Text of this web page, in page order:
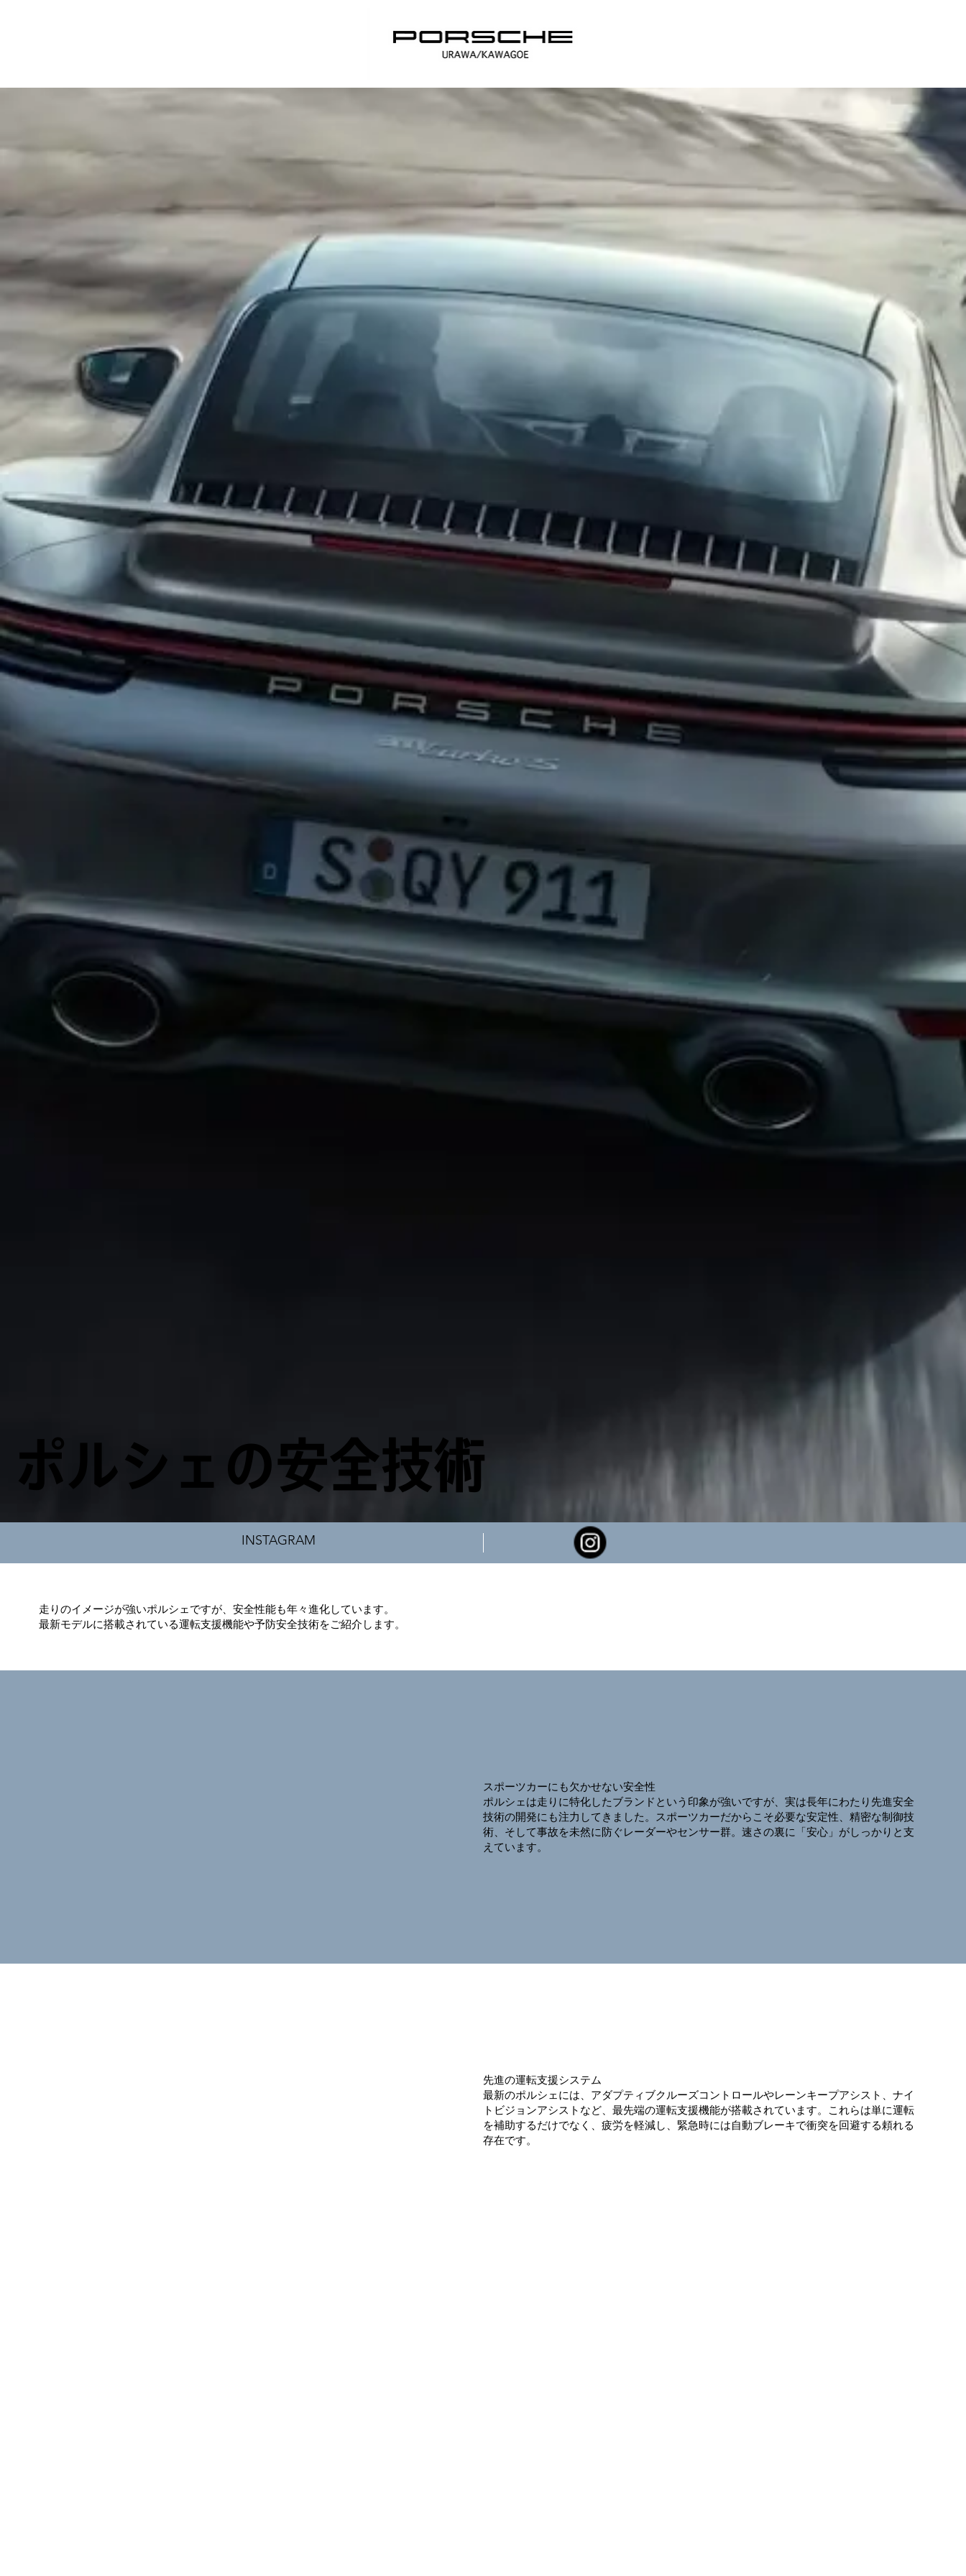
ポルシェの安全技術
INSTAGRAM
走りのイメージが強いポルシェですが、安全性能も年々進化しています。
最新モデルに搭載されている運転支援機能や予防安全技術をご紹介します。
ポルシェは走りに特化したブランドという印象が強いですが、実は長年にわたり先進安全
技術の開発にも注力してきました。スポーツカーだからこそ必要な安定性、精密な制御技
術、そして事故を未然に防ぐレーダーやセンサー群。速さの裏に「安心」がしっかりと支
えています。
スポーツカーにも欠かせない安全性
最新のポルシェには、アダプティブクルーズコントロールやレーンキープアシスト、ナイ
トビジョンアシストなど、最先端の運転支援機能が搭載されています。これらは単に運転
を補助するだけでなく、疲労を軽減し、緊急時には自動ブレーキで衝突を回避する頼れる
存在です。
先進の運転支援システム